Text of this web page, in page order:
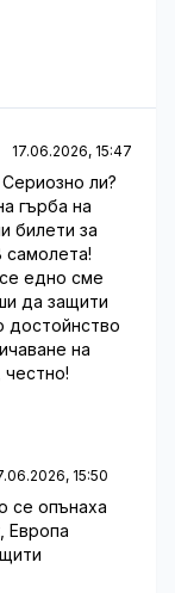
17.06.2026, 15:47
ли?
гърба на
билети за
самолета!
едно сме
да защити
достойнство
на
15:50
се опънаха
Европа